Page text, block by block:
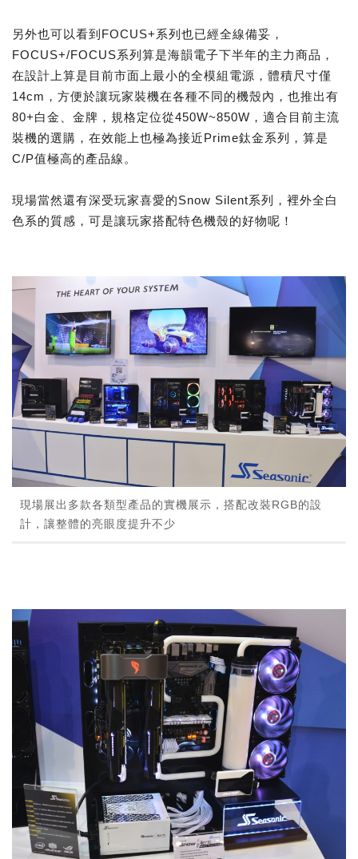
另外也可以看到FOCUS+系列也已經全線備妥，
FOCUS+/FOCUS系列算是海韻電子下半年的主力商品，
在設計上算是目前市面上最小的全模組電源，體積尺寸僅
14cm，方便於讓玩家裝機在各種不同的機殼內，也推出有
80+白金、金牌，規格定位從450W~850W，適合目前主流
裝機的選購，在效能上也極為接近Prime鈦金系列，算是
C/P值極高的產品線。
現場當然還有深受玩家喜愛的Snow Silent系列，裡外全白
色系的質感，可是讓玩家搭配特色機殼的好物呢！
現場展出多款各類型產品的實機展示，搭配改裝RGB的設
計，讓整體的亮眼度提升不少